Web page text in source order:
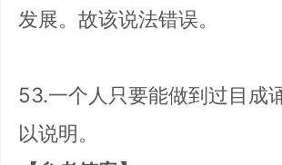
发展。故该说法错误。
53.一个人只要能做到过目成
以说明。